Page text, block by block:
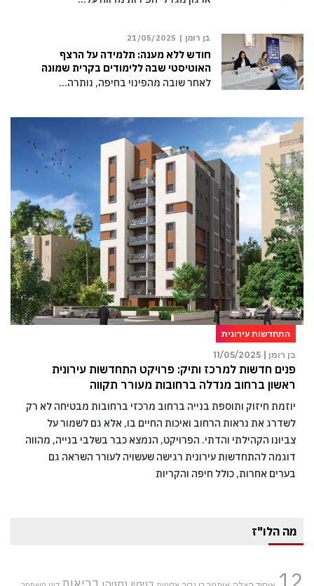
בן רומן | 21/05/2025
חודש ללא מענה: תלמידה על הרצף
האוטיסטי שבה ללימודים בקרית שמונה
לאחר שובה מהפינוי בחיפה, נותרה…
התחדשות עירונית
בן רומן |
11/05/2025
פנים חדשות למרכז ותיק: פרויקט התחדשות עירונית
ראשון ברחוב מנדלה ברחובות מעורר תקווה
יוזמת חיזוק ותוספת בנייה ברחוב מרכזי ברחובות מבטיחה לא רק
לשדרג את נראות הרחוב ואיכות החיים בו, אלא גם לשמור על
צביונו הקהילתי והדתי. הפרויקט, הנמצא כבר בשלבי בנייה, מהווה
דוגמה להתחדשות עירונית רגישה שעשויה לעורר השראה גם
בערים אחרות, כולל חיפה והקריות
מה הלו"ז
12